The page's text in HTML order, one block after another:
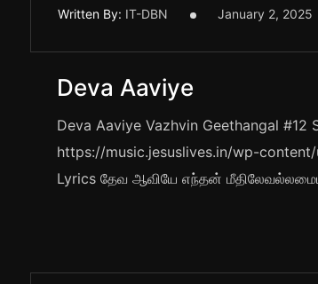
Written By: IT-DBN January 2, 2025
Deva Aaviye
Deva Aaviye Vazhvin Geethangal #12
https://music.jesuslives.in/wp-
Lyrics தேவ ஆவியே எந்தன்